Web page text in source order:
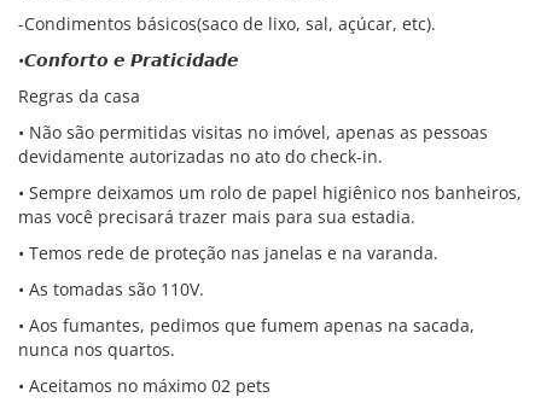
-Condimentos básicos(saco de lixo, sal, açúcar, etc).
•𝘾𝙤𝙣𝙛𝙤𝙧𝙩𝙤 𝙚 𝙋𝙧𝙖𝙩𝙞𝙘𝙞𝙙𝙖𝙙𝙚
Regras da casa
• Não são permitidas visitas no imóvel, apenas as pessoas
devidamente autorizadas no ato do check-in.
• Sempre deixamos um rolo de papel higiênico nos banheiros,
mas você precisará trazer mais para sua estadia.
• Temos rede de proteção nas janelas e na varanda.
• As tomadas são 110V.
• Aos fumantes, pedimos que fumem apenas na sacada,
nunca nos quartos.
• Aceitamos no máximo 02 pets